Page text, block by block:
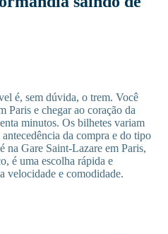
é, sem dúvida, o trem. Você
Paris e chegar ao coração da
minutos. Os bilhetes variam
da compra e do tipo
na Gare Saint-Lazare em Paris,
é uma escolha rápida e
velocidade e comodidade.